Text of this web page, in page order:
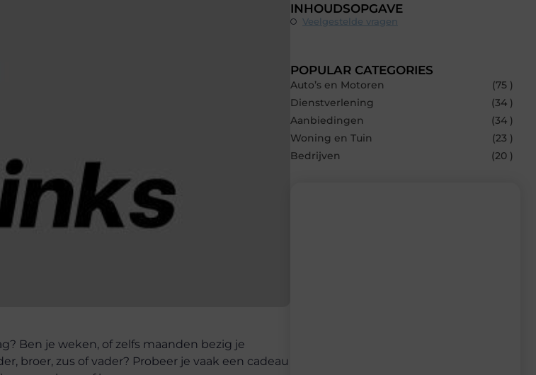
Ben je weken, of zelfs maanden bezig je
broer, zus of vader? Probeer je vaak een cadeau
INHOUDSOPGAVE
Veelgestelde vragen
POPULAR CATEGORIES
Auto’s en Motoren
(75 )
Dienstverlening
(34 )
Aanbiedingen
(34 )
Woning en Tuin
(23 )
Bedrijven
(20 )